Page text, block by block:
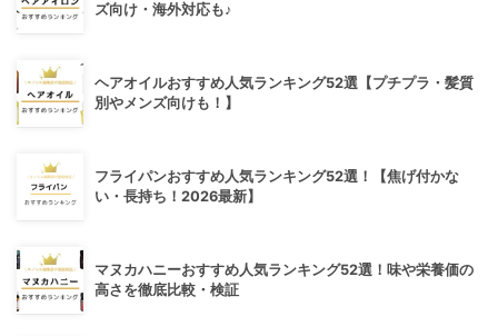
ズ向け・海外対応も♪
ヘアオイルおすすめ人気ランキング52選【プチプラ・髪質
別やメンズ向けも！】
フライパンおすすめ人気ランキング52選！【焦げ付かな
い・長持ち！2026最新】
マヌカハニーおすすめ人気ランキング52選！味や栄養価の
高さを徹底比較・検証